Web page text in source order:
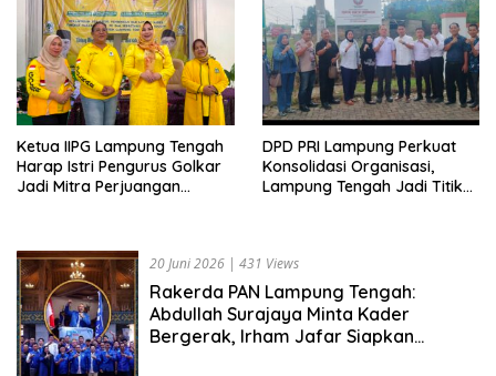
Ketua IIPG Lampung Tengah
Harap Istri Pengurus Golkar
Jadi Mitra Perjuangan
DPD PRI Lampung Perkuat
Konsolidasi Organisasi,
Lampung Tengah Jadi Titik
20 Juni 2026 | 431 Views
Rakerda PAN Lampung Tengah:
Abdullah Surajaya Minta Kader
Bergerak, Irham Jafar Siapkan